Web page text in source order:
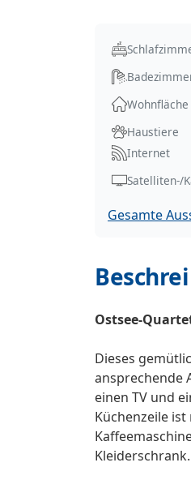
Wohnfläche
Haustiere
Internet
Satelliten-/
Gesamte
Ostsee-
Dieses
ansprechende
einen TV und
Küchenzeile
Kleiderschrank.